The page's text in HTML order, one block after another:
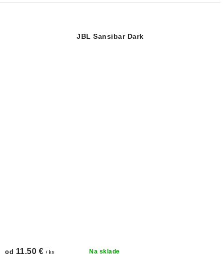
JBL Sansibar Dark
Na sklade
od 11,50 € / ks